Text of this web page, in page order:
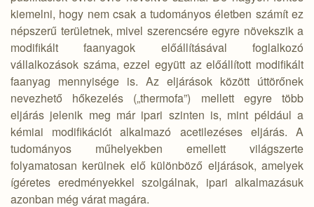
kiemelni, hogy nem csak a tudományos életben számít ez
népszerű területnek, mivel szerencsére egyre növekszik a
modifikált faanyagok előállításával foglalkozó
vállalkozások száma, ezzel együtt az előállított modifikált
faanyag mennyisége is. Az eljárások között úttörőnek
nevezhető hőkezelés („thermofa”) mellett egyre több
eljárás jelenik meg már ipari szinten is, mint például a
kémiai modifikációt alkalmazó acetilezéses eljárás. A
tudományos műhelyekben emellett világszerte
folyamatosan kerülnek elő különböző eljárások, amelyek
ígéretes eredményekkel szolgálnak, ipari alkalmazásuk
azonban még várat magára.